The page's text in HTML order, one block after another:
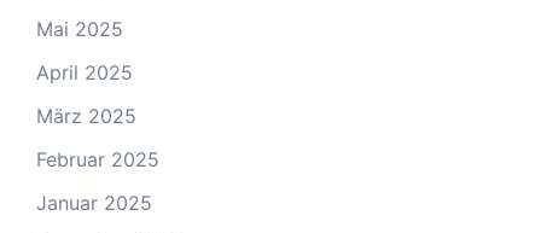
Mai 2025
April 2025
März 2025
Februar 2025
Januar 2025